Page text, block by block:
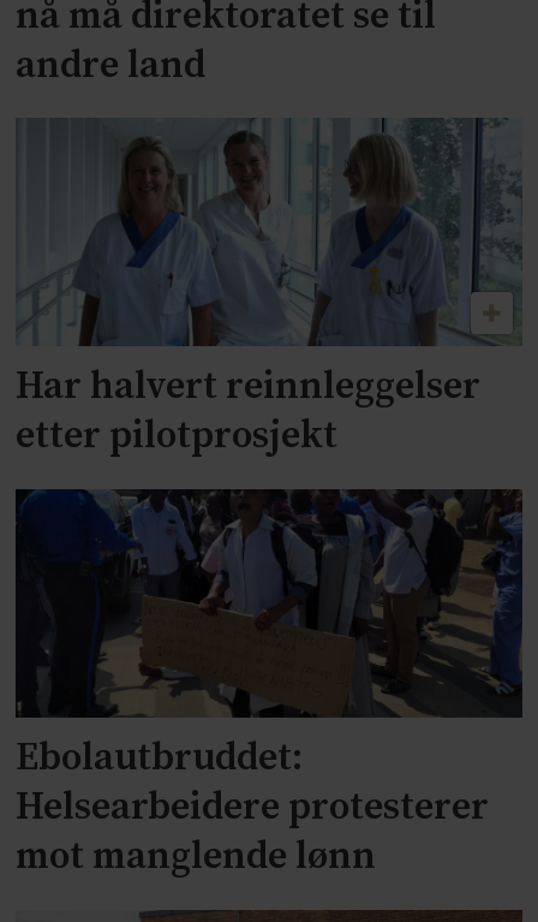
nå må direktoratet se til
andre land
Har halvert reinnleggelser
etter pilotprosjekt
Ebolautbruddet:
Helsearbeidere protesterer
mot manglende lønn